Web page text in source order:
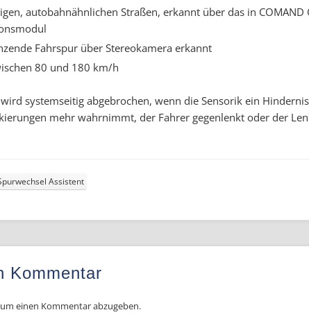
autobahnähnlichen Straßen, erkannt über das in COMAND
Fahrspur über Stereokamera erkannt
80 und 180 km/h
systemseitig abgebrochen, wenn die Sensorik ein Hindernis
mehr wahrnimmt, der Fahrer gegenlenkt oder der
Assistent
Kommentar
einen Kommentar abzugeben.